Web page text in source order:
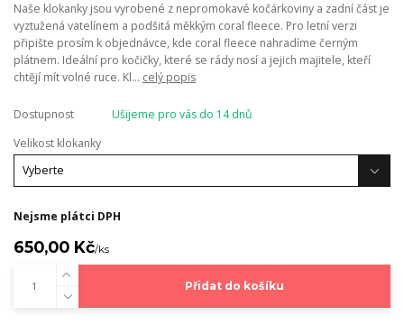
Naše klokanky jsou vyrobené z nepromokavé kočárkoviny a zadní část je
vyztužená vatelínem a podšitá měkkým coral fleece. Pro letní verzi
připište prosím k objednávce, kde coral fleece nahradíme černým
plátnem. Ideální pro kočičky, které se rády nosí a jejich majitele, kteří
chtějí mít volné ruce. Kl... celý popis
Dostupnost
Ušijeme pro vás do 14 dnů
Velikost klokanky
Nejsme plátci DPH
650,00 Kč/ks
Přidat do košíku